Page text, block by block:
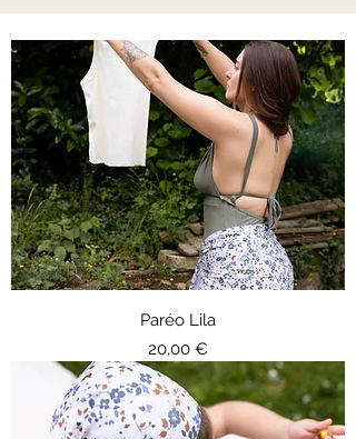
Paréo Lila
Prix
20,00 €